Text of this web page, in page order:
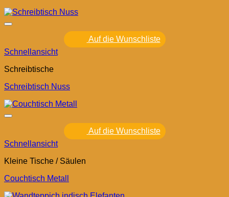
Auf die Wunschliste
Schnellansicht
Schreibtische
Schreibtisch Nuss
Auf die Wunschliste
Schnellansicht
Kleine Tische / Säulen
Couchtisch Metall